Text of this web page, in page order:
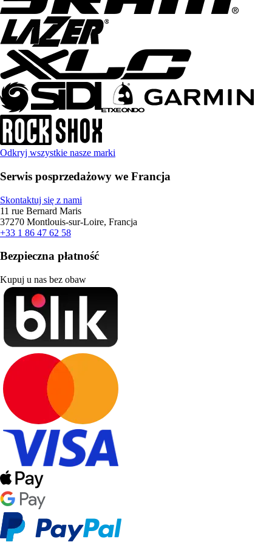
Odkryj wszystkie nasze marki
Serwis posprzedażowy we Francja
Skontaktuj się z nami
11 rue Bernard Maris
37270 Montlouis-sur-Loire, Francja
+33 1 86 47 62 58
Bezpieczna płatność
Kupuj u nas bez obaw